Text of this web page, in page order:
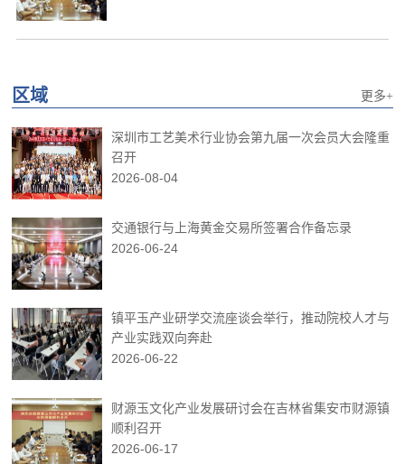
区域 更多+
深圳市工艺美术行业协会第九届一次会员大会隆重
召开
2026-08-04
交通银行与上海黄金交易所签署合作备忘录
2026-06-24
镇平玉产业研学交流座谈会举行，推动院校人才与
产业实践双向奔赴
2026-06-22
财源玉文化产业发展研讨会在吉林省集安市财源镇
顺利召开
2026-06-17